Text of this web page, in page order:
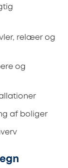
relæer og
og
af boliger